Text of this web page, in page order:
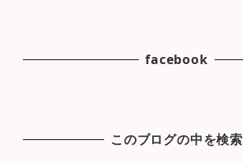
facebook
このブログの中を検索